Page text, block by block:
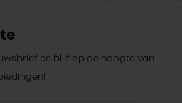
en blijf op de hoogte van